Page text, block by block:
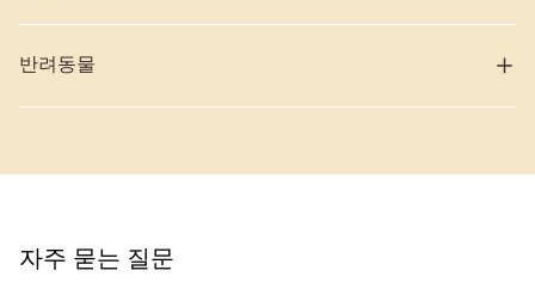
Steigenberger Inselhotel Konstanz 의 체크인 및
체크아웃 시간은 어떻게 되나요?